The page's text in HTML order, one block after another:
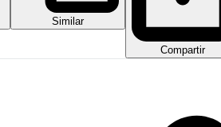
Similar
Compartir